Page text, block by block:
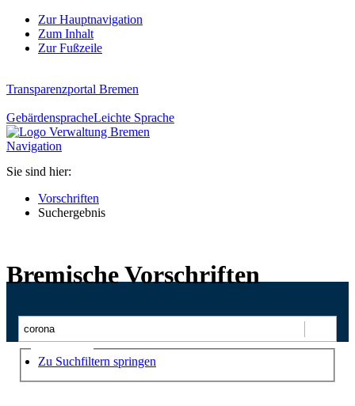
Zur Hauptnavigation
Zum Inhalt
Zur Fußzeile
Transparenzportal Bremen
GebärdenspracheLeichte Sprache
Navigation
Sie sind hier:
Vorschriften
Suchergebnis
Bremische Vorschriften
Suchen
Zu Suchfiltern springen